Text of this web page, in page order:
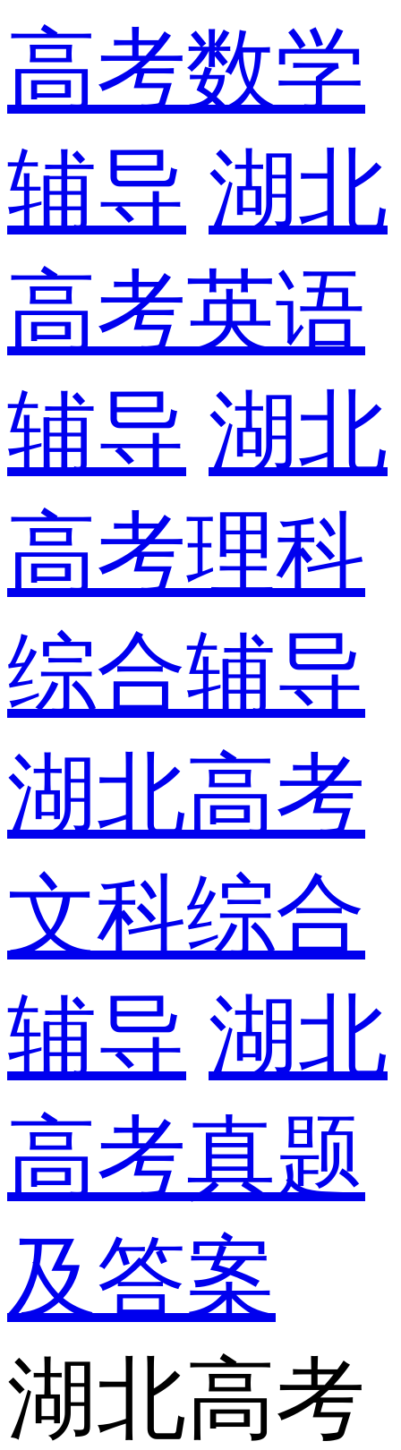
高考数学
辅导 湖北
高考英语
辅导 湖北
高考理科
综合辅导
湖北高考
文科综合
辅导 湖北
高考真题
及答案
湖北高考